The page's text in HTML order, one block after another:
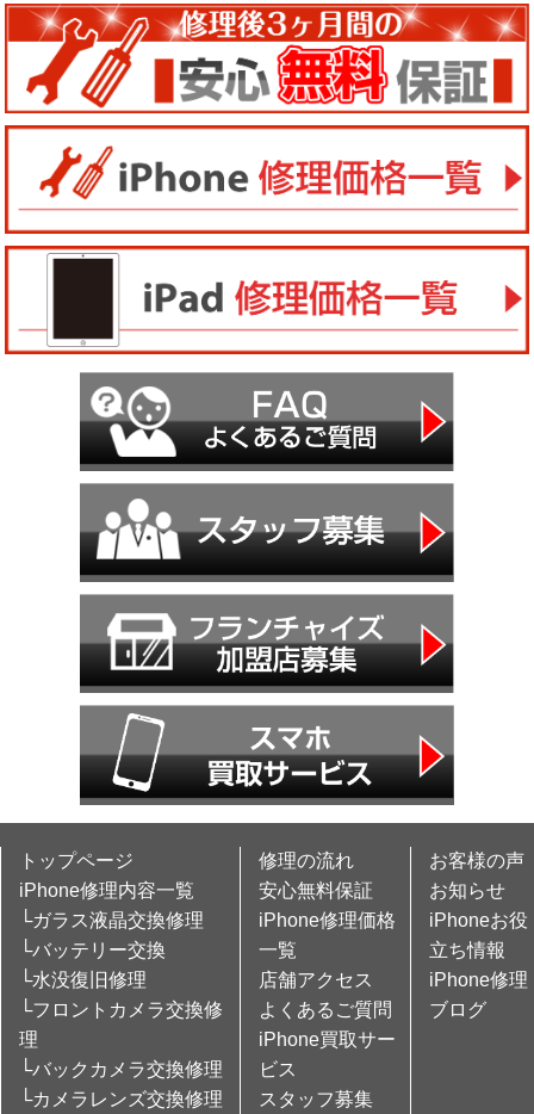
トップページ
iPhone修理内容一覧
└ガラス液晶交換修理
└バッテリー交換
└水没復旧修理
└フロントカメラ交換修
理
└バックカメラ交換修理
└カメラレンズ交換修理
修理の流れ
安心無料保証
iPhone修理価格
一覧
店舗アクセス
よくあるご質問
iPhone買取サー
ビス
スタッフ募集
お客様の声
お知らせ
iPhoneお役
立ち情報
iPhone修理
ブログ